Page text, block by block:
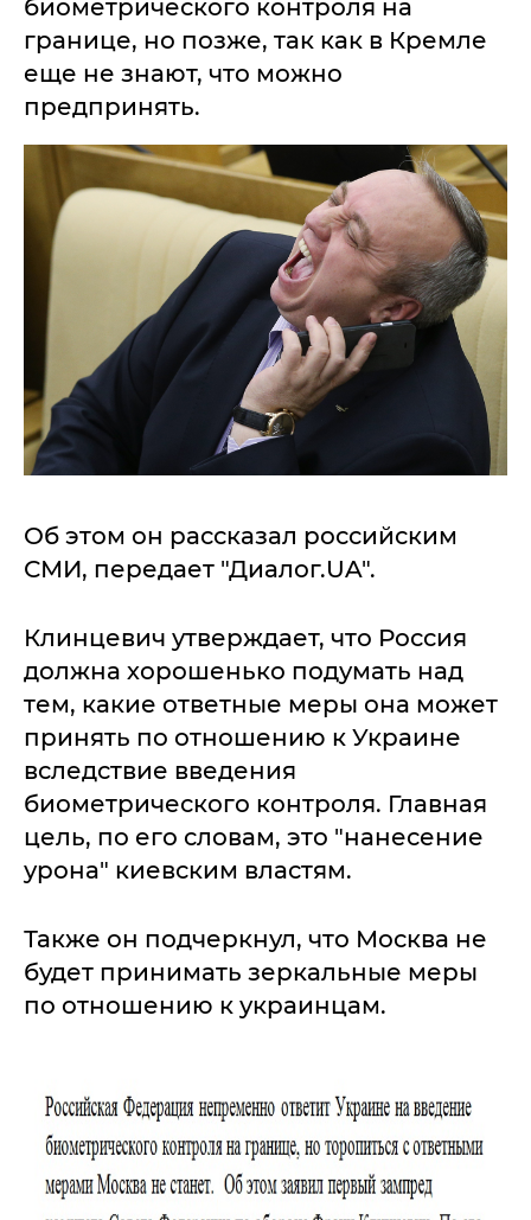
биометрического контроля на
границе, но позже, так как в Кремле
еще не знают, что можно
предпринять.
Об этом он рассказал российским
СМИ, передает "Диалог.UA".
Клинцевич утверждает, что Россия
должна хорошенько подумать над
тем, какие ответные меры она может
принять по отношению к Украине
вследствие введения
биометрического контроля. Главная
цель, по его словам, это "нанесение
урона" киевским властям.
Также он подчеркнул, что Москва не
будет принимать зеркальные меры
по отношению к украинцам.